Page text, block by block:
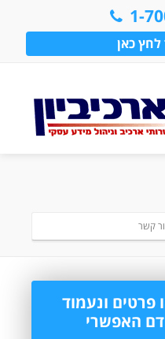
1-
כאן
קשר
פרטים ונעמוד
האפשרי